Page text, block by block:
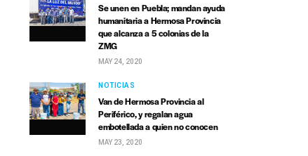
Se unen en Puebla; mandan ayuda
humanitaria a Hermosa Provincia
que alcanza a 5 colonias de la
ZMG
MAY 24, 2020
NOTICIAS
Van de Hermosa Provincia al
Periférico, y regalan agua
embotellada a quien no conocen
MAY 23, 2020